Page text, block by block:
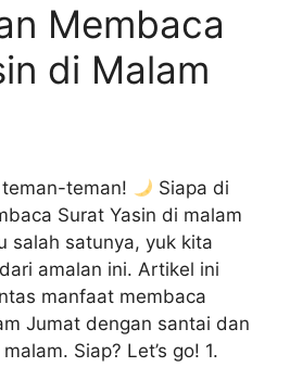
Membaca
di Malam
teman-teman!
Siapa di
Surat Yasin di malam
salah satunya, yuk kita
amalan ini. Artikel ini
manfaat membaca
Jumat dengan santai dan
Siap? Let’s go! 1.